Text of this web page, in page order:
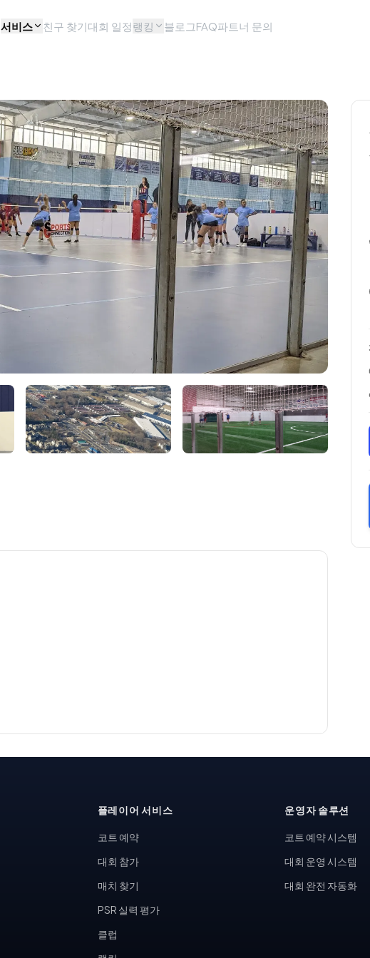
서비스 친구 찾기대회 일정랭킹 블로그FAQ파트너 문의
플레이어 서비스
코트 예약
대회 참가
매치 찾기
PSR 실력 평가
클럽
운영자 솔루션
코트 예약 시스템
대회 운영 시스템
대회 완전 자동화